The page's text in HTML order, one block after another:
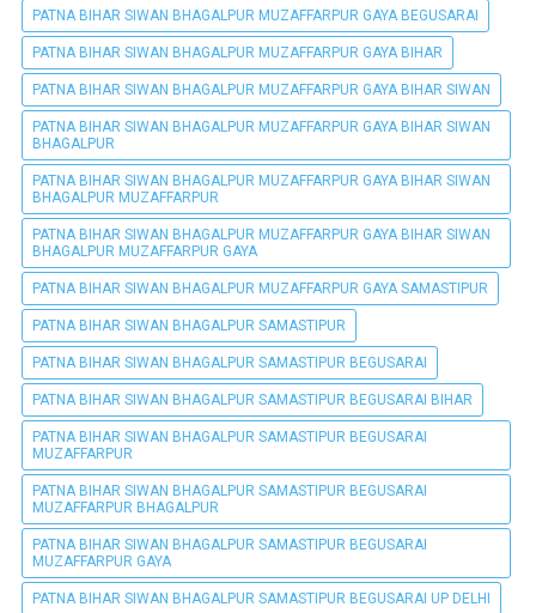
PATNA BIHAR SIWAN BHAGALPUR MUZAFFARPUR GAYA BEGUSARAI
PATNA BIHAR SIWAN BHAGALPUR MUZAFFARPUR GAYA BIHAR
PATNA BIHAR SIWAN BHAGALPUR MUZAFFARPUR GAYA BIHAR SIWAN
PATNA BIHAR SIWAN BHAGALPUR MUZAFFARPUR GAYA BIHAR SIWAN
BHAGALPUR
PATNA BIHAR SIWAN BHAGALPUR MUZAFFARPUR GAYA BIHAR SIWAN
BHAGALPUR MUZAFFARPUR
PATNA BIHAR SIWAN BHAGALPUR MUZAFFARPUR GAYA BIHAR SIWAN
BHAGALPUR MUZAFFARPUR GAYA
PATNA BIHAR SIWAN BHAGALPUR MUZAFFARPUR GAYA SAMASTIPUR
PATNA BIHAR SIWAN BHAGALPUR SAMASTIPUR
PATNA BIHAR SIWAN BHAGALPUR SAMASTIPUR BEGUSARAI
PATNA BIHAR SIWAN BHAGALPUR SAMASTIPUR BEGUSARAI BIHAR
PATNA BIHAR SIWAN BHAGALPUR SAMASTIPUR BEGUSARAI
MUZAFFARPUR
PATNA BIHAR SIWAN BHAGALPUR SAMASTIPUR BEGUSARAI
MUZAFFARPUR BHAGALPUR
PATNA BIHAR SIWAN BHAGALPUR SAMASTIPUR BEGUSARAI
MUZAFFARPUR GAYA
PATNA BIHAR SIWAN BHAGALPUR SAMASTIPUR BEGUSARAI UP DELHI